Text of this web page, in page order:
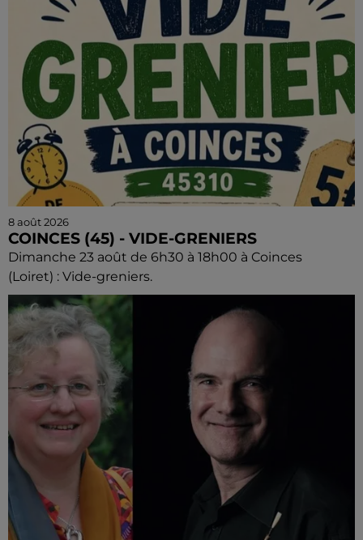
8 août 2026
COINCES (45) - VIDE-GRENIERS
Dimanche 23 août de 6h30 à 18h00 à Coinces
(Loiret) : Vide-greniers.